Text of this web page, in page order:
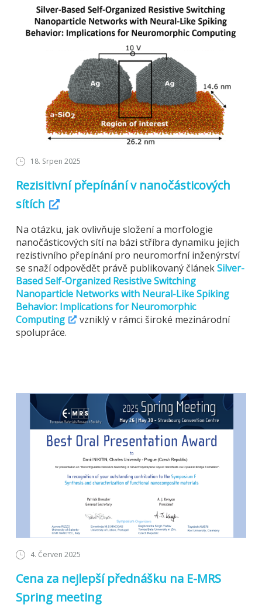
18. Srpen 2025
Rezisitivní přepínání v nanočásticových
sítích
Na otázku, jak ovlivňuje složení a morfologie
nanočásticových sítí na bázi stříbra dynamiku jejich
rezistivního přepínání pro neuromorfní inženýrství
se snaží odpovědět právě publikovaný článekSilver-
Based Self-Organized Resistive Switching
Nanoparticle Networks with Neural-Like Spiking
Behavior: Implications for Neuromorphic
Computing
vzniklý v rámci široké mezinárodní
spolupráce.
4. Červen 2025
Cena za nejlepší přednášku na E-MRS
Spring meeting